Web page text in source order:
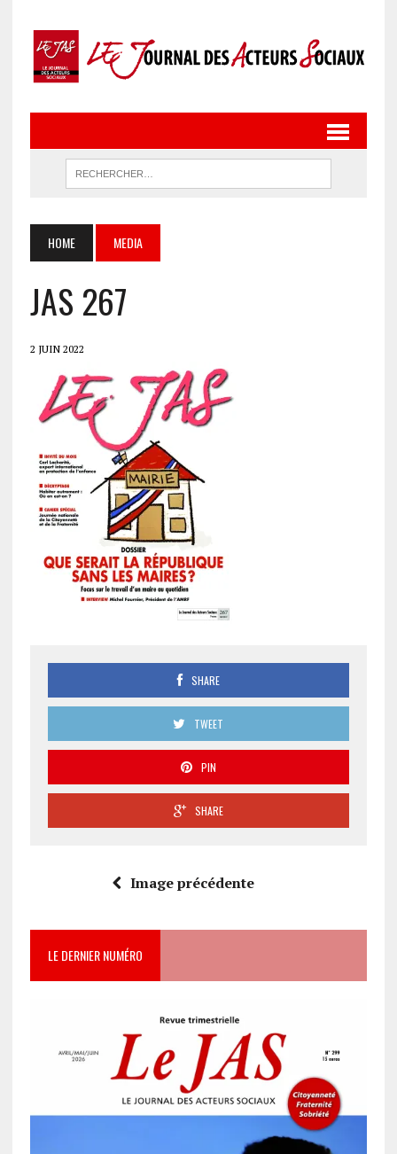
HOME MEDIA
JAS 267
2 JUIN 2022
SHARE
TWEET
PIN
SHARE
Image précédente
LE DERNIER NUMÉRO